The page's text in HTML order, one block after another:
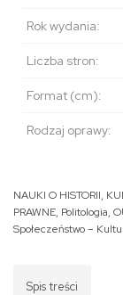
Rok wydania:
Liczba stron:
Format (cm):
Rodzaj oprawy:
NAUKI O HISTORII,
PRAWNE, Politologia,
Społeczeństwo –
Spis treści